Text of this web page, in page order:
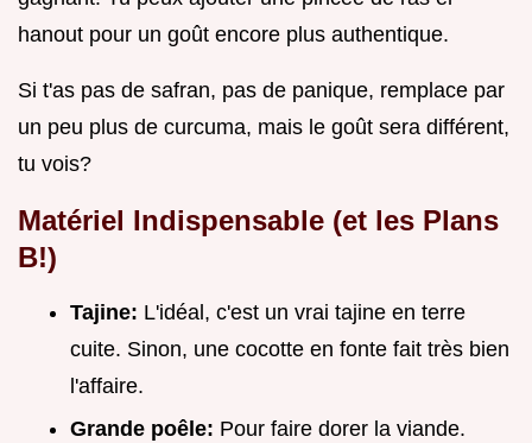
hanout pour un goût encore plus authentique.
Si t'as pas de safran, pas de panique, remplace par
un peu plus de curcuma, mais le goût sera différent,
tu vois?
Matériel Indispensable (et les Plans
B!)
Tajine: L'idéal, c'est un vrai tajine en terre
cuite. Sinon, une cocotte en fonte fait très bien
l'affaire.
Grande poêle: Pour faire dorer la viande.